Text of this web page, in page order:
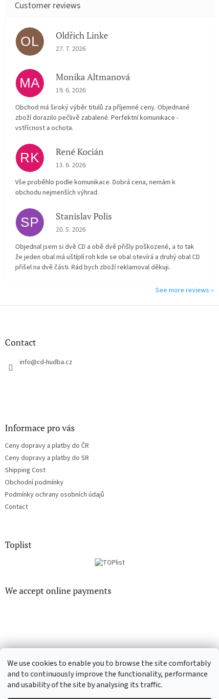
We use cookies to enable you to browse the site comfortably
and to continuously improve the functionality, performance
and usability of the site by analysing its traffic.
OL Oldřich Linke
The store rating is 5 out of 5 stars.
27. 7. 2026
MA Monika Altmanová
The store rating is 5 out of 5 stars.
19. 6. 2026
Obchod má široký výběr titulů za příjemné ceny. Objednané
zboží dorazilo pečlivě zabalené. Perfektní komunikace -
vstřícnost a ochota.
RK René Kocián
The store rating is 5 out of 5 stars.
13. 6. 2026
Vše proběhlo podle komunikace. Dobrá cena, nemám k
obchodu nejmenších výhrad.
SP Stanislav Polis
The store rating is 2 out of 5 stars.
20. 5. 2026
Objednal jsem si dvě CD a obě dvě přišly poškozené, a to tak
že jeden obal má uštíplí roh kde se obal otevírá a druhý obal CD
přišel na dvě části. Rád bych zboží reklamoval děkuji.
See more reviews
F
Contact
info@cd-hudba.cz
Informace pro vás
Ceny dopravy a platby do ČR
Ceny dopravy a platby do SR
Shipping Cost
Obchodní podmínky
Podmínky ochrany osobních údajů
Contact
Toplist
We accept online payments